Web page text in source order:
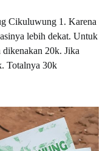
Cikuluwung 1. Karena
lebih dekat. Untuk
20k. Jika
Totalnya 30k